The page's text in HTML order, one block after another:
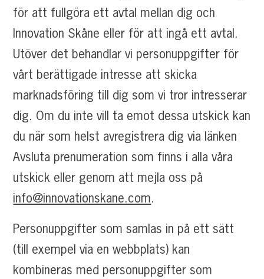
för att fullgöra ett avtal mellan dig och
Innovation Skåne eller för att ingå ett avtal.
Utöver det behandlar vi personuppgifter för
vårt berättigade intresse att skicka
marknadsföring till dig som vi tror intresserar
dig. Om du inte vill ta emot dessa utskick kan
du när som helst avregistrera dig via länken
Avsluta prenumeration som finns i alla våra
utskick eller genom att mejla oss på
info@innovationskane.com.
Personuppgifter som samlas in på ett sätt
(till exempel via en webbplats) kan
kombineras med personuppgifter som